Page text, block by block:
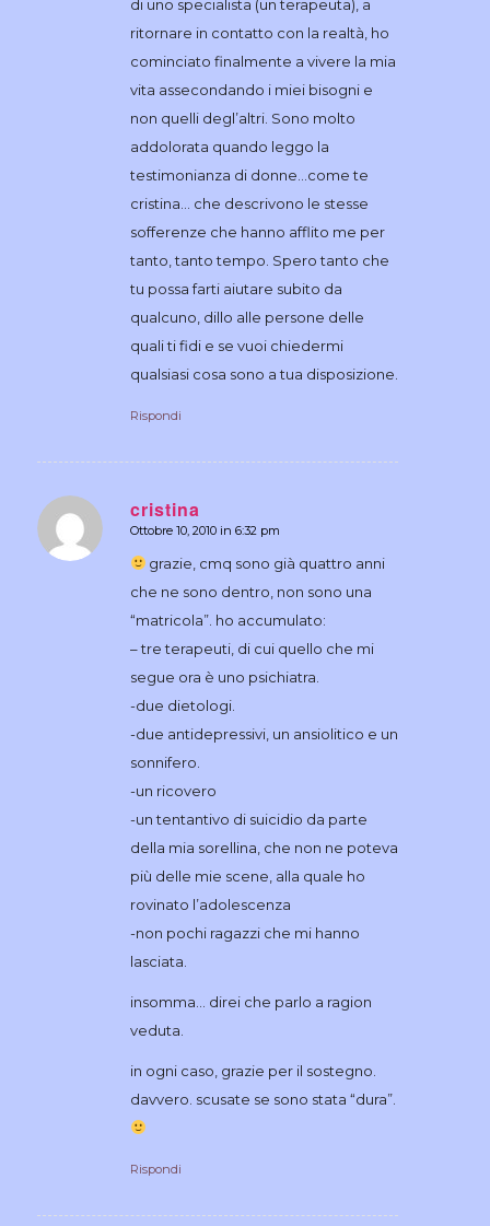
di uno specialista (un terapeuta), a
ritornare in contatto con la realtà, ho
cominciato finalmente a vivere la mia
vita assecondando i miei bisogni e
non quelli degl’altri. Sono molto
addolorata quando leggo la
testimonianza di donne…come te
cristina… che descrivono le stesse
sofferenze che hanno afflito me per
tanto, tanto tempo. Spero tanto che
tu possa farti aiutare subito da
qualcuno, dillo alle persone delle
quali ti fidi e se vuoi chiedermi
qualsiasi cosa sono a tua disposizione.
Rispondi
cristina
dice:
Ottobre 10, 2010 in 6:32 pm
grazie, cmq sono già quattro anni
che ne sono dentro, non sono una
“matricola”. ho accumulato:
– tre terapeuti, di cui quello che mi
segue ora è uno psichiatra.
-due dietologi.
-due antidepressivi, un ansiolitico e un
sonnifero.
-un ricovero
-un tentantivo di suicidio da parte
della mia sorellina, che non ne poteva
più delle mie scene, alla quale ho
rovinato l’adolescenza
-non pochi ragazzi che mi hanno
lasciata.
insomma… direi che parlo a ragion
veduta.
in ogni caso, grazie per il sostegno.
davvero. scusate se sono stata “dura”.
Rispondi